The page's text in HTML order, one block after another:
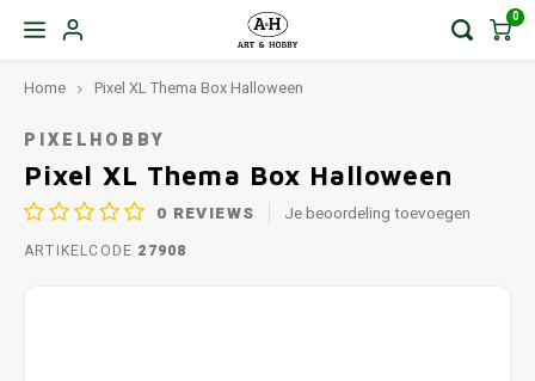
0
Home Pixel XL Thema Box Halloween
PIXELHOBBY
Pixel XL Thema Box Halloween
0 REVIEWS Je beoordeling toevoegen
ARTIKELCODE 27908